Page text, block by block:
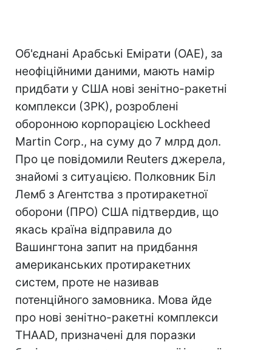
Об'єднані Арабські Емірати (ОАЕ), за
неофіційними даними, мають намір
придбати у США нові зенітно-ракетні
комплекси (ЗРК), розроблені
оборонною корпорацією Lockheed
Martin Corp., на суму до 7 млрд дол.
Про це повідомили Reuters джерела,
знайомі з ситуацією. Полковник Біл
Лемб з Агентства з протиракетної
оборони (ПРО) США підтвердив, що
якась країна відправила до
Вашингтона запит на придбання
американських протиракетних
систем, проте не називав
потенційного замовника. Мова йде
про нові зенітно-ракетні комплекси
THAAD, призначені для поразки